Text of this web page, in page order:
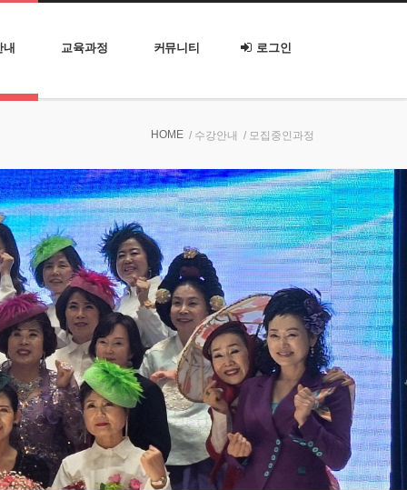
내 교육과정 커뮤니티 로그인
HOME / 수강안내 / 모집중인과정